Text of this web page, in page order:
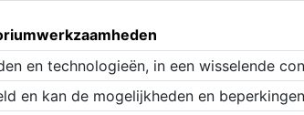
en technologieën, in een wisselende
en kan de mogelijkheden en